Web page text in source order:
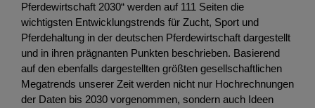
Pferdewirtschaft 2030“ werden auf 111 Seiten die
wichtigsten Entwicklungstrends für Zucht, Sport und
Pferdehaltung in der deutschen Pferdewirtschaft dargestellt
und in ihren prägnanten Punkten beschrieben. Basierend
auf den ebenfalls dargestellten größten gesellschaftlichen
Megatrends unserer Zeit werden nicht nur Hochrechnungen
der Daten bis 2030 vorgenommen, sondern auch Ideen